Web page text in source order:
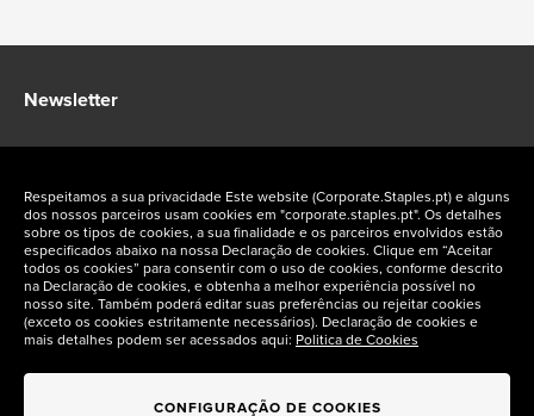
Newsletter
Fique a par das ofertas exclusivas Staples Corporate
Siga-nos nas redes sociais
Respeitamos a sua privacidade Este website (Corporate.Staples.pt) e alguns
dos nossos parceiros usam cookies em "corporate.staples.pt". Os detalhes
sobre os tipos de cookies, a sua finalidade e os parceiros envolvidos estão
especificados abaixo na nossa Declaração de cookies. Clique em “Aceitar
todos os cookies” para consentir com o uso de cookies, conforme descrito
na Declaração de cookies, e obtenha a melhor experiência possível no
nosso site. Também poderá editar suas preferências ou rejeitar cookies
(exceto os cookies estritamente necessários). Declaração de cookies e
mais detalhes podem ser acessados aqui: Politica de Cookies
CONFIGURAÇÃO DE COOKIES